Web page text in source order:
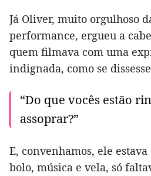
Já Oliver, muito orgulhoso
performance, ergueu a
quem filmava com uma
indignada, como se
“Do que vocês estão
assoprar?”
E, convenhamos, ele
bolo, música e vela, só